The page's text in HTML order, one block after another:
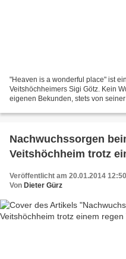
"Heaven is a wonderful place" ist
Veitshöchheimers Sigi Götz. Kein
eigenen Bekunden, stets von
Nachwuchssorgen
Veitshöchheim trotz
Veröffentlicht am 20.01.2014 12:50
Von Dieter Gürz